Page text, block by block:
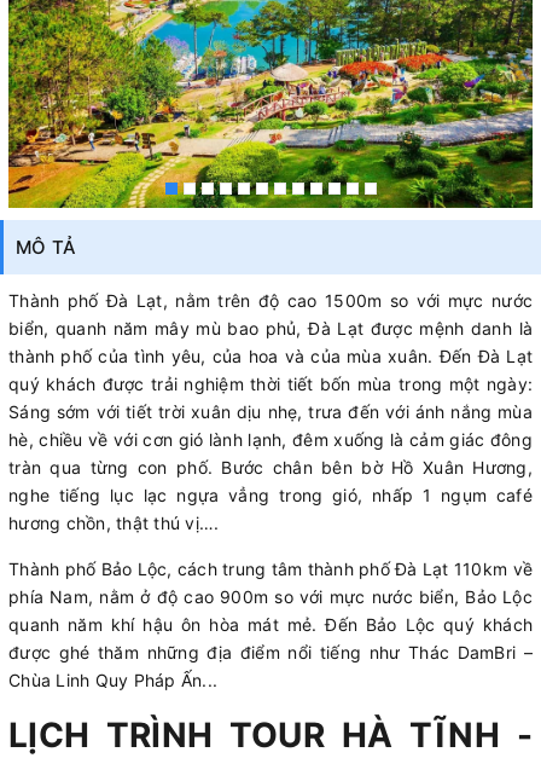
MÔ TẢ
Thành phố Đà Lạt, nằm trên độ cao 1500m so với mực nước
biển, quanh năm mây mù bao phủ, Đà Lạt được mệnh danh là
thành phố của tình yêu, của hoa và của mùa xuân. Đến Đà Lạt
quý khách được trải nghiệm thời tiết bốn mùa trong một ngày:
Sáng sớm với tiết trời xuân dịu nhẹ, trưa đến với ánh nắng mùa
hè, chiều về với cơn gió lành lạnh, đêm xuống là cảm giác đông
tràn qua từng con phố. Bước chân bên bờ Hồ Xuân Hương,
nghe tiếng lục lạc ngựa vẳng trong gió, nhấp 1 ngụm café
hương chồn, thật thú vị….
Thành phố Bảo Lộc, cách trung tâm thành phố Đà Lạt 110km về
phía Nam, nằm ở độ cao 900m so với mực nước biển, Bảo Lộc
quanh năm khí hậu ôn hòa mát mẻ. Đến Bảo Lộc quý khách
được ghé thăm những địa điểm nổi tiếng như Thác DamBri –
Chùa Linh Quy Pháp Ấn...
LỊCH TRÌNH TOUR HÀ TĨNH -